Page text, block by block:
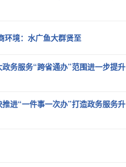
环境：水广鱼大群贤至
务服务“跨省通办”范围进一步提升
进“一件事一次办”打造政务服务升